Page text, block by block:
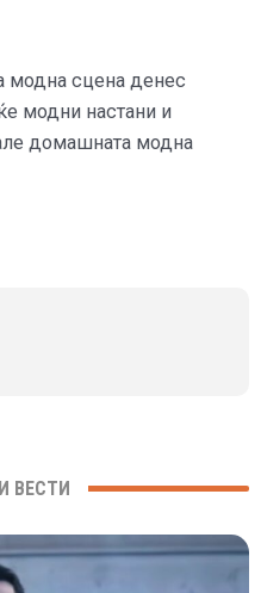
модна сцена денес
модни настани и
домашната модна
ВЕСТИ